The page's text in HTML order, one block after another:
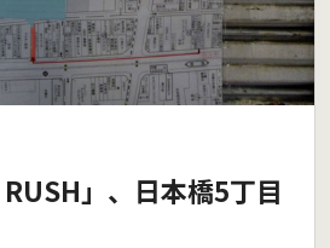
」、日本橋5丁目